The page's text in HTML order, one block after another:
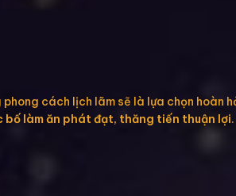
cách lịch lãm sẽ là lựa chọn
bố làm ăn phát đạt, thăng tiến thuận lợi.